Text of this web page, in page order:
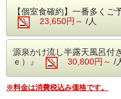
期・中期
離乳食を卒
チ希望の
・初期&中
本。白御
・後期は
※卵不使用
水菓子 さ
※仕入の状
わる場合
■ご朝食 ～
“炊きたて
呂です。
宿に到着後、
満枠のため、
了承下さい。
また、事前御
ョアップ
なかなか召
ご賞味くだ
★90分飲み
瓶ビール
【個室食確約】一番多く
23,650円～ /人
源泉かけ流し半露天風呂付
ｅ）』
30,800円～ /
※料金は消費税込み価格です。